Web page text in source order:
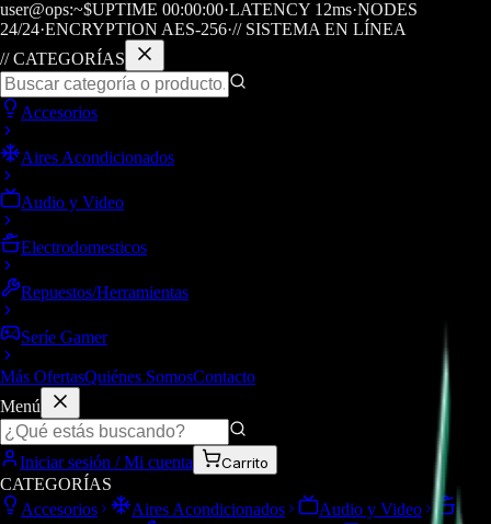
user@ops:~$UPTIME 00:00:00·LATENCY 12ms·NODES
24/24·ENCRYPTION AES-256·// SISTEMA EN LÍNEA
// CATEGORÍAS
Accesorios
Aires Acondicionados
Audio y Video
Electrodomesticos
Repuestos/Herramientas
Seríe Gamer
Más OfertasQuiénes SomosContacto
Menú
Iniciar sesión / Mi cuenta Carrito
CATEGORÍAS
Accesorios
Aires Acondicionados
Audio y Video